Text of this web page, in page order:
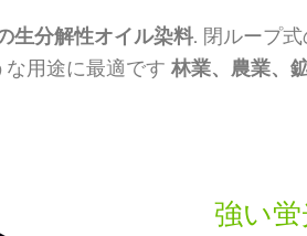
生分解性オイル染料. 閉ループ
用途に最適です 林業、農業、
強い